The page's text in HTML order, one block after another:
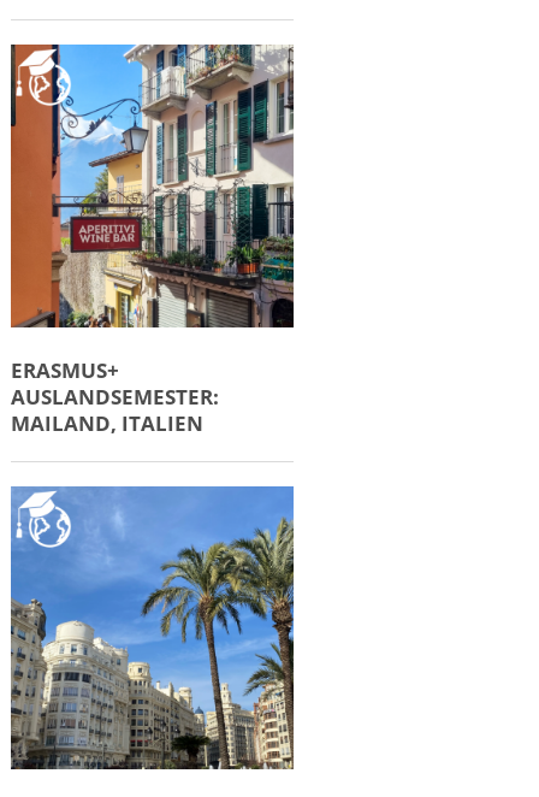
ERASMUS+
AUSLANDSEMESTER:
MAILAND, ITALIEN